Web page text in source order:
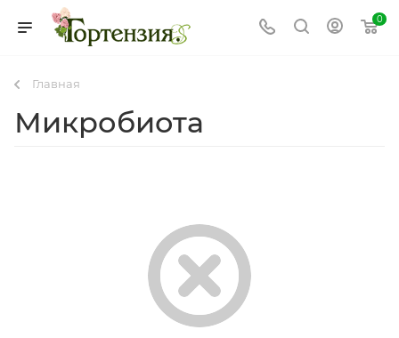
0
Главная
Микробиота